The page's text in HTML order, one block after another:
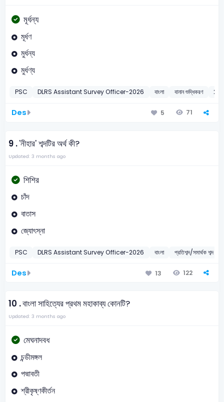
মূর্ধন্য
মূর্ধণ
মুর্ধন্য
মুর্ধণ্য
PSC DLRS Assistant Survey Officer-2026 বাংলা বানান শুদ্ধিকরণ
Des 5 71
9 .'নীহার' শব্দটির অর্থ কী?
Updated: 3 months ago
শিশির
চাঁদ
বাতাস
জ্যোৎস্না
PSC DLRS Assistant Survey Officer-2026 বাংলা প্রতিশব্দ/সমার্থক শব্দ
Des 13 122
10 .বাংলা সাহিত্যের প্রথম মহাকাব্য কোনটি?
Updated: 3 months ago
মেঘনাদবধ
চন্ডীমঙ্গল
পদ্মাবতী
শ্রীকৃষ্ণকীর্তন